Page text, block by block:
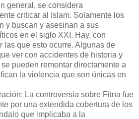
general, se considera
criticar al Islam. Solamente los
y buscan y asesinan a sus
en el siglo XXI. Hay, con
las que esto ocurre. Algunas de
ver con accidentes de historia y
pueden remontar directamente a
la violencia que son únicas en
La controversia sobre Fitna fue
por una extendida cobertura de los
que implicaba a la